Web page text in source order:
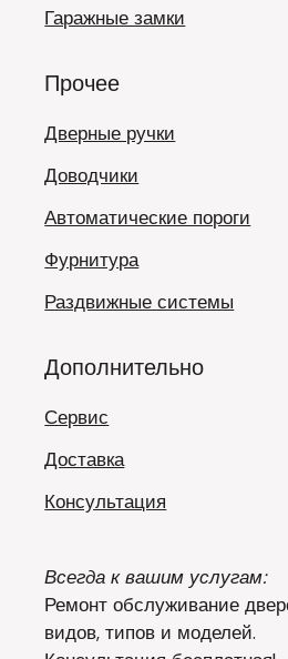
Гаражные замки
Прочее
Дверные ручки
Доводчики
Автоматические пороги
Фурнитура
Раздвижные системы
Дополнительно
Сервис
Доставка
Консультация
Всегда к вашим услугам:
Ремонт обслуживание
видов, типов и моделей.